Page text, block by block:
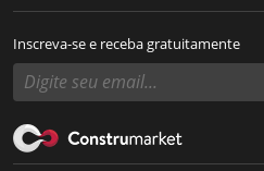
Inscreva-se e receba gratuitamente